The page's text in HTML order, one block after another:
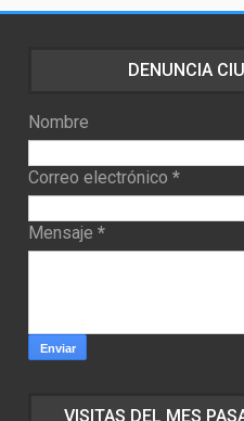
DENUNCIA
Nombre
Correo electrónico *
Mensaje *
VISITAS DEL MES